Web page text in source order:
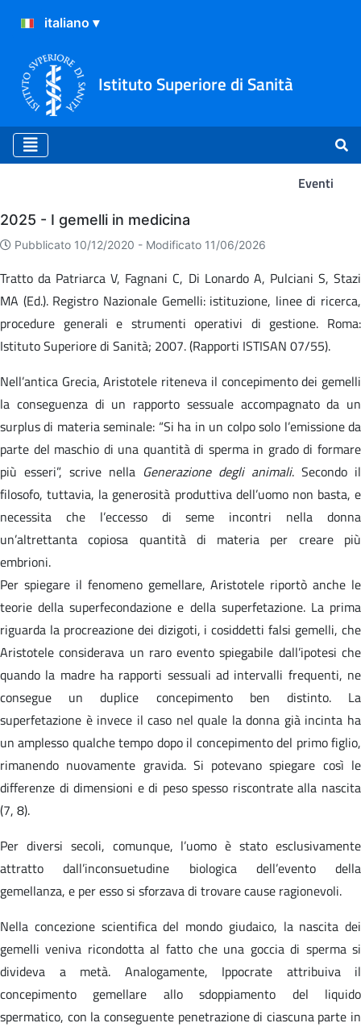
Istituto Superiore di Sanità
Eventi
Eventi
2025 - I gemelli in medicina
Pubblicato 10/12/2020 - Modificato 11/06/2026
Tratto da Patriarca V, Fagnani C, Di Lonardo A, Pulciani S, Stazi
MA (Ed.). Registro Nazionale Gemelli: istituzione, linee di ricerca,
procedure generali e strumenti operativi di gestione. Roma:
Istituto Superiore di Sanità; 2007. (Rapporti ISTISAN 07/55).​
Nell’antica Grecia, Aristotele riteneva il concepimento dei gemelli
la conseguenza di un rapporto sessuale accompagnato da un
surplus di materia seminale: “Si ha in un colpo solo l’emissione da
parte del maschio di una quantità di sperma in grado di formare
più esseri”, scrive nella Generazione degli animali. Secondo il
filosofo, tuttavia, la generosità produttiva dell’uomo non basta, e
necessita che l’eccesso di seme incontri nella donna
un’altrettanta copiosa quantità di materia per creare più
embrioni.
Per spiegare il fenomeno gemellare, Aristotele riportò anche le
teorie della superfecondazione e della superfetazione. La prima
riguarda la procreazione dei dizigoti, i cosiddetti falsi gemelli, che
Aristotele considerava un raro evento spiegabile dall’ipotesi che
quando la madre ha rapporti sessuali ad intervalli frequenti, ne
consegue un duplice concepimento ben distinto. La
superfetazione è invece il caso nel quale la donna già incinta ha
un amplesso qualche tempo dopo il concepimento del primo figlio,
rimanendo nuovamente gravida. Si potevano spiegare così le
differenze di dimensioni e di peso spesso riscontrate alla nascita
(7, 8).
Per diversi secoli, comunque, l’uomo è stato esclusivamente
attratto dall’inconsuetudine biologica dell’evento della
gemellanza, e per esso si sforzava di trovare cause ragionevoli.
Nella concezione scientifica del mondo giudaico, la nascita dei
gemelli veniva ricondotta al fatto che una goccia di sperma si
divideva a metà. Analogamente, Ippocrate attribuiva il
concepimento gemellare allo sdoppiamento del liquido
spermatico, con la conseguente penetrazione di ciascuna parte in